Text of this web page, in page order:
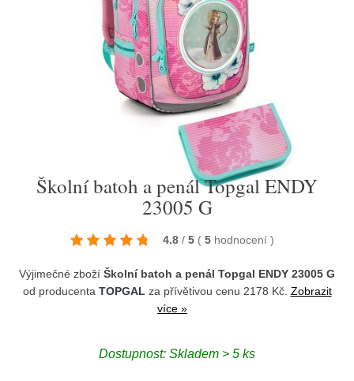
Školní batoh a penál Topgal ENDY
23005 G
4.8 / 5 ( 5 hodnocení )
Výjimečné zboží Školní batoh a penál Topgal ENDY 23005 G
od producenta TOPGAL za přívětivou cenu 2178 Kč. Zobrazit
více »
Dostupnost: Skladem > 5 ks